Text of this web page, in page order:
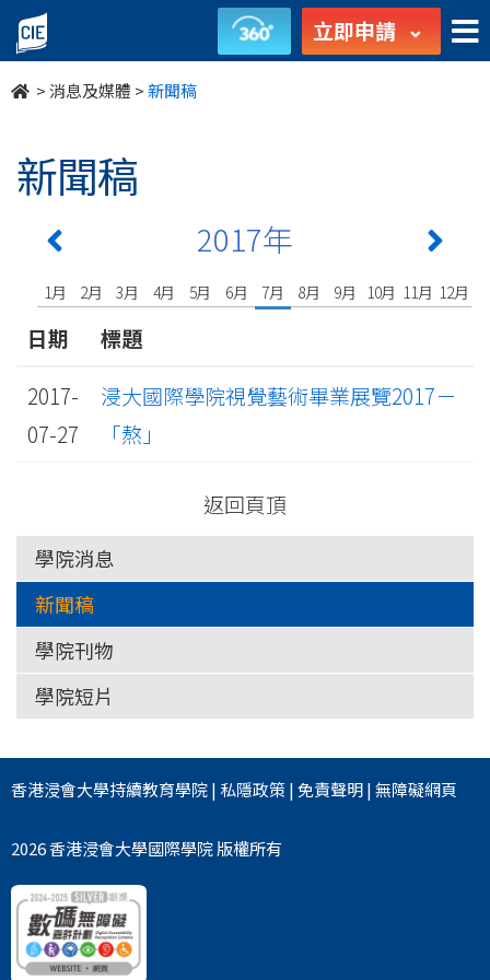
undefined 立即申請
>消息及媒體 >新聞稿
新聞稿
2017年
1月 2月 3月 4月 5月 6月 7月 8月 9月 10月 11月 12月
日期
標題
2017-
07-27
浸大國際學院視覺藝術畢業展覽2017－
「熬」
返回頁頂
學院消息
新聞稿
學院刊物
學院短片
香港浸會大學持續教育學院| 私隱政策|免責聲明|無障礙網頁
2026 香港浸會大學國際學院 版權所有